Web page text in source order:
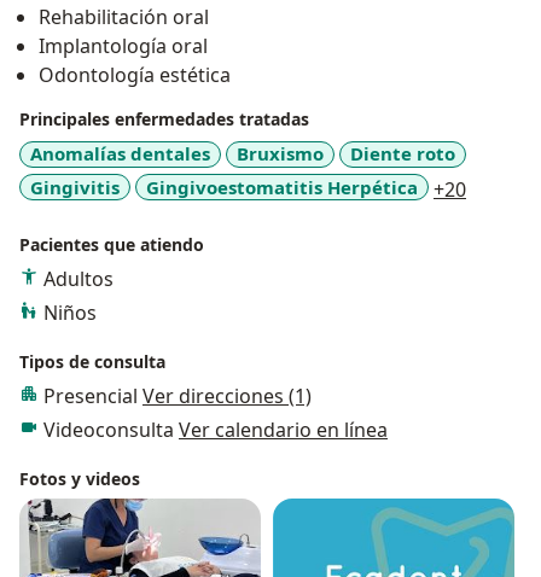
Rehabilitación oral
Implantología oral
Odontología estética
Principales enfermedades tratadas
Anomalías dentales Bruxismo
Diente roto
Gingivitis
Gingivoestomatitis Herpética +20
Pacientes que atiendo
Adultos
Niños
Tipos de consulta
Presencial Ver direcciones (1)
Videoconsulta Ver calendario en línea
Fotos y videos